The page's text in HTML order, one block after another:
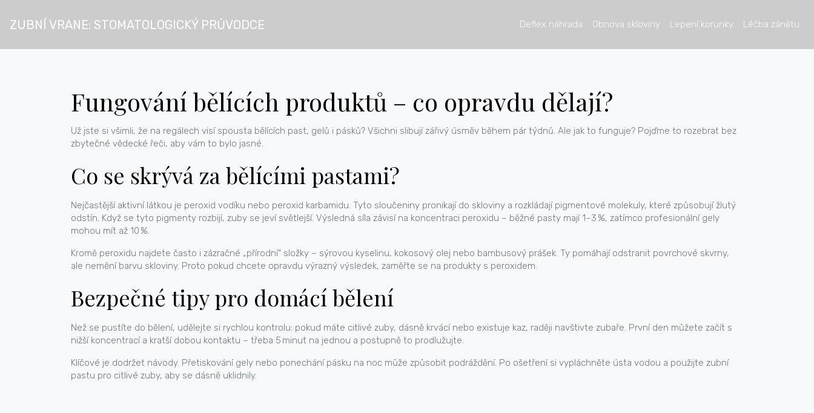
ZUBNÍ VRANE: STOMATOLOGICKÝ PRŮVODCE Deflex náhrada Obnova skloviny Lepení korunky Léčba zánětu
Fungování bělících produktů – co opravdu dělají?
Už jste si všimli, že na regálech visí spousta bělících past, gelů i pásků? Všichni slibují zářivý úsměv během pár týdnů. Ale jak to funguje? Pojďme to rozebrat bez
zbytečné vědecké řeči, aby vám to bylo jasné.
Co se skrývá za bělícími pastami?
Nejčastější aktivní látkou je peroxid vodíku nebo peroxid karbamidu. Tyto sloučeniny pronikají do skloviny a rozkládají pigmentové molekuly, které způsobují žlutý
odstín. Když se tyto pigmenty rozbijí, zuby se jeví světlejší. Výsledná síla závisí na koncentraci peroxidu – běžné pasty mají 1–3 %, zatímco profesionální gely
mohou mít až 10 %.
Kromě peroxidu najdete často i zázračné „přírodní“ složky – sýrovou kyselinu, kokosový olej nebo bambusový prášek. Ty pomáhají odstranit povrchové skvrny,
ale nemění barvu skloviny. Proto pokud chcete opravdu výrazný výsledek, zaměřte se na produkty s peroxidem.
Bezpečné tipy pro domácí bělení
Než se pustíte do bělení, udělejte si rychlou kontrolu: pokud máte citlivé zuby, dásně krvácí nebo existuje kaz, raději navštivte zubaře. První den můžete začít s
nižší koncentrací a kratší dobou kontaktu – třeba 5 minut na jednou a postupně to prodlužujte.
Klíčové je dodržet návody. Přetiskování gely nebo ponechání pásku na noc může způsobit podráždění. Po ošetření si vypláchněte ústa vodou a použijte zubní
pastu pro citlivé zuby, aby se dásně uklidnily.